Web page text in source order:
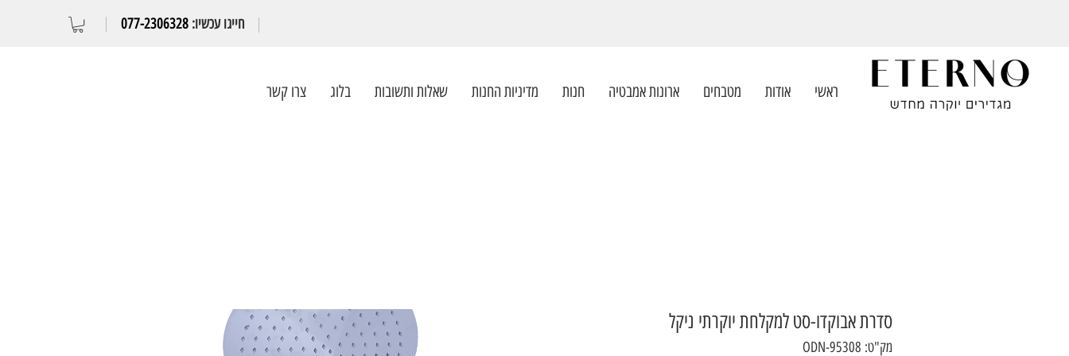
חייגו עכשיו: 077-2306328
ראשי אודות מטבחים ארונות אמבטיה חנות מדיניות החנות שאלות ותשובות בלוג צרו קשר
סדרת אבוקדו-סט למקלחת יוקרתי ניקל
מק"ט: ODN-95308